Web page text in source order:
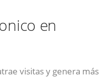
en
visitas y genera más